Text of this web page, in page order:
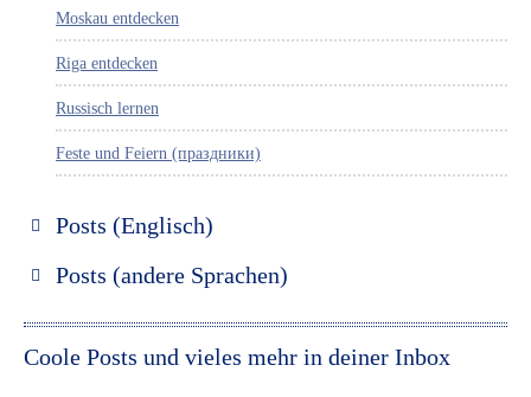
Moskau entdecken
Riga entdecken
Russisch lernen
Feste und Feiern (праздники)
Posts (Englisch)
Discover Moscow
Posts (andere Sprachen)
Italiano
Coole Posts und vieles mehr in deiner Inbox